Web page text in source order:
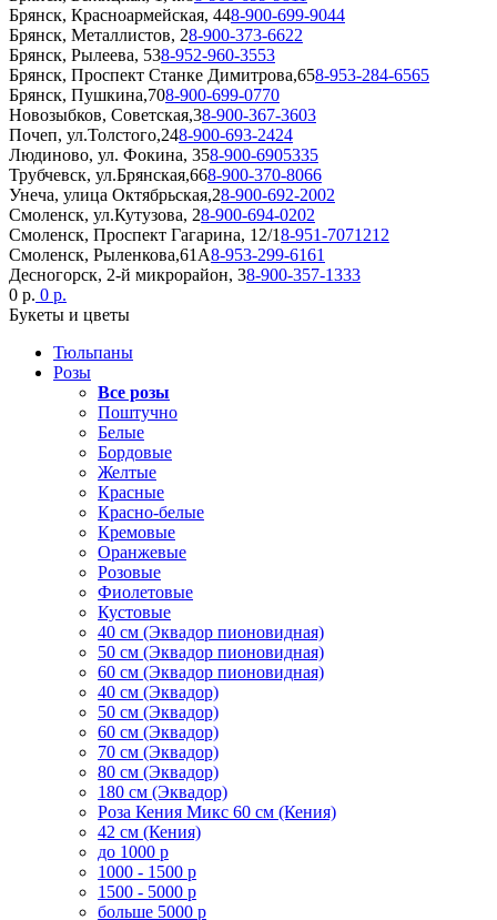
Брянск, Красноармейская, 448-900-699-9044
Брянск, Металлистов, 28-900-373-6622
Брянск, Рылеева, 538-952-960-3553
Брянск, Проспект Станке Димитрова,658-953-284-6565
Брянск, Пушкина,708-900-699-0770
Новозыбков, Советская,38-900-367-3603
Почеп, ул.Толстого,248-900-693-2424
Людиново, ул. Фокина, 358-900-6905335
Трубчевск, ул.Брянская,668-900-370-8066
Унеча, улица Октябрьская,28-900-692-2002
Смоленск, ул.Кутузова, 28-900-694-0202
Смоленск, Проспект Гагарина, 12/18-951-7071212
Смоленск, Рыленкова,61А8-953-299-6161
Десногорск, 2-й микрорайон, 38-900-357-1333
0 р. 0 р.
Букеты и цветы
Тюльпаны
Розы
Все розы
Поштучно
Белые
Бордовые
Желтые
Красные
Красно-белые
Кремовые
Оранжевые
Розовые
Фиолетовые
Кустовые
40 см (Эквадор пионовидная)
50 см (Эквадор пионовидная)
60 см (Эквадор пионовидная)
40 см (Эквадор)
50 см (Эквадор)
60 см (Эквадор)
70 см (Эквадор)
80 см (Эквадор)
180 см (Эквадор)
Роза Кения Микс 60 см (Кения)
42 см (Кения)
до 1000 р
1000 - 1500 р
1500 - 5000 р
больше 5000 р